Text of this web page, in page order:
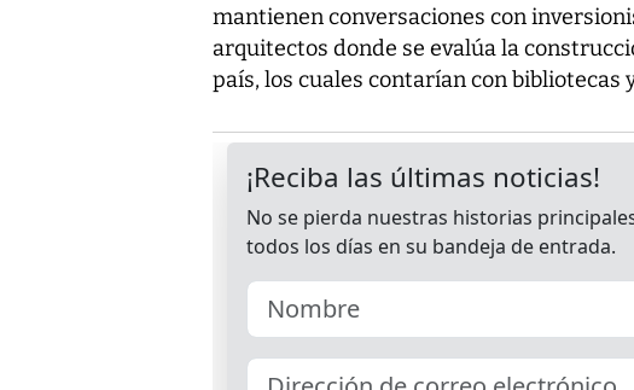
mantienen conversaciones con
arquitectos donde se evalúa la
país, los cuales contarían con bibliotecas